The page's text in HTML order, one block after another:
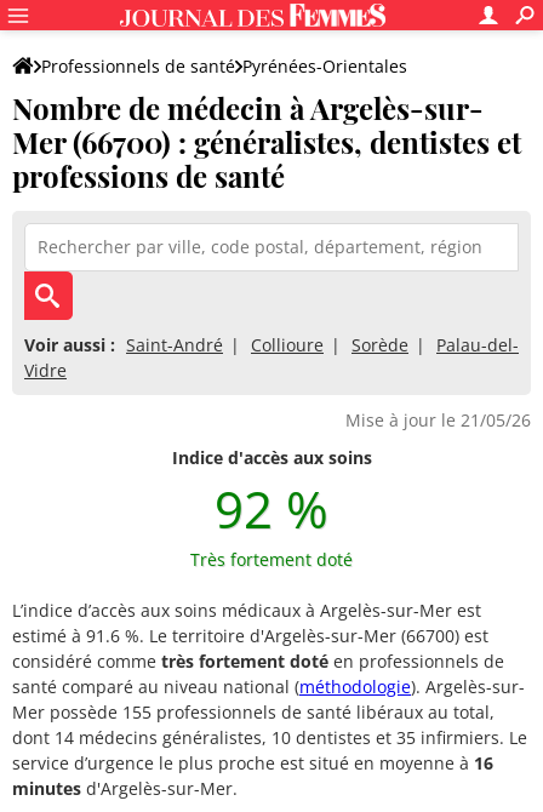
Professionnels de santé Pyrénées-Orientales
Argelès-sur-Mer
Nombre de médecin à Argelès-sur-
Mer (66700) : généralistes, dentistes et
professions de santé
Voir aussi : Saint-André Collioure Sorède
Palau-del-
Vidre
Mise à jour le 21/05/26
Indice d'accès aux soins
92 %
Très fortement doté
L’indice d’accès aux soins médicaux à Argelès-sur-Mer est
estimé à 91.6 %. Le territoire d'Argelès-sur-Mer (66700) est
considéré comme très fortement doté en professionnels de
santé comparé au niveau national (méthodologie). Argelès-sur-
Mer possède 155 professionnels de santé libéraux au total,
dont 14 médecins généralistes, 10 dentistes et 35 infirmiers. Le
service d’urgence le plus proche est situé en moyenne à 16
minutes d'Argelès-sur-Mer.